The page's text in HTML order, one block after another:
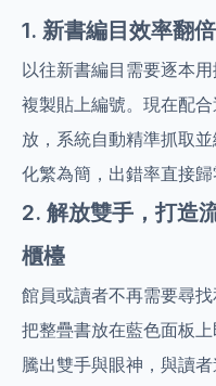
1. 新書編目效率翻
以往新書編目需要逐本
複製貼上編號。現在配
放，系統自動精準抓取
化繁為簡，出錯率直接歸
2. 解放雙手，打造
櫃檯
館員或讀者不再需要尋
把整疊書放在藍色面板
騰出雙手與眼神，與讀